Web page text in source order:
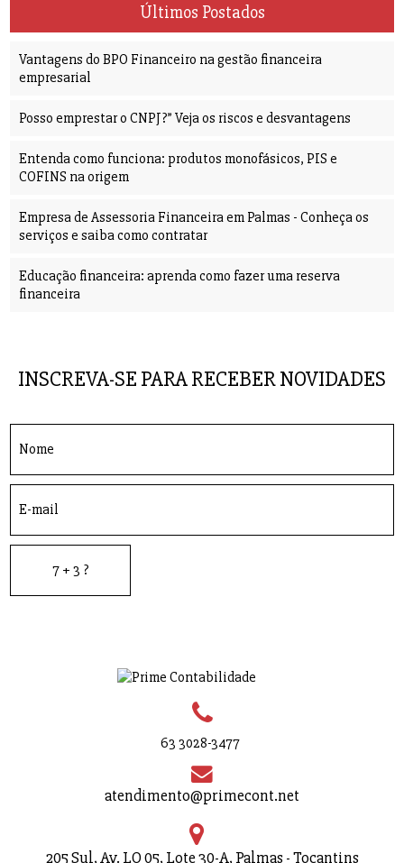
Últimos Postados
Vantagens do BPO Financeiro na gestão financeira
empresarial
Posso emprestar o CNPJ?” Veja os riscos e desvantagens
Entenda como funciona: produtos monofásicos, PIS e
COFINS na origem
Empresa de Assessoria Financeira em Palmas - Conheça os
serviços e saiba como contratar
Educação financeira: aprenda como fazer uma reserva
financeira
INSCREVA-SE PARA RECEBER NOVIDADES
63 3028-3477
atendimento@primecont.net
205 Sul, Av. LO 05, Lote 30-A, Palmas - Tocantins